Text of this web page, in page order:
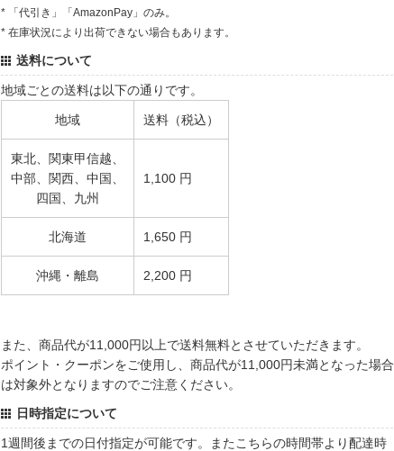
* 「代引き」「AmazonPay」のみ。
* 在庫状況により出荷できない場合もあります。
送料について
地域ごとの送料は以下の通りです。
地域 送料（税込）
東北、関東甲信越、
中部、関西、中国、
四国、九州
1,100 円
北海道 1,650 円
沖縄・離島 2,200 円
また、商品代が11,000円以上で送料無料とさせていただきます。
ポイント・クーポンをご使用し、商品代が11,000円未満となった場合
は対象外となりますのでご注意ください。
日時指定について
1週間後までの日付指定が可能です。またこちらの時間帯より配達時